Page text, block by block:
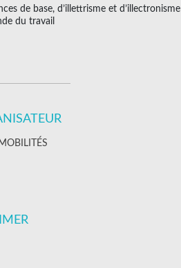
de base, d’illettrisme et d’illectronisme
du travail